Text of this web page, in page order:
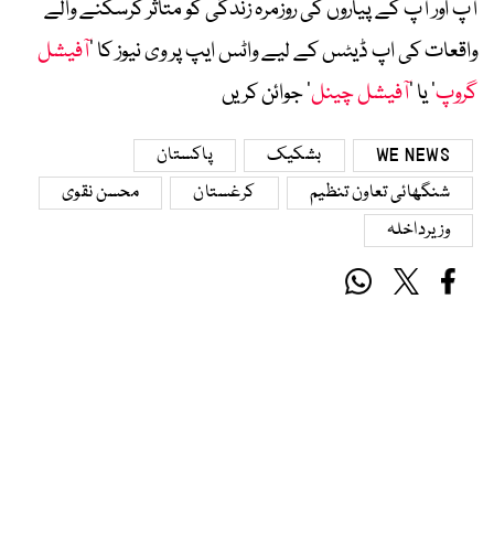
آپ اور آپ کے پیاروں کی روزمرہ زندگی کو متاثر کرسکنے والے
واقعات کی اپ ڈیٹس کے لیے واٹس ایپ پر وی نیوز کا ’آفیشل
گروپ‘ یا ’آفیشل چینل‘ جوائن کریں
WE NEWS بشکیک
پاکستان
شنگھائی تعاون تنظیم
کرغستان
محسن نقوی
وزیرداخلہ